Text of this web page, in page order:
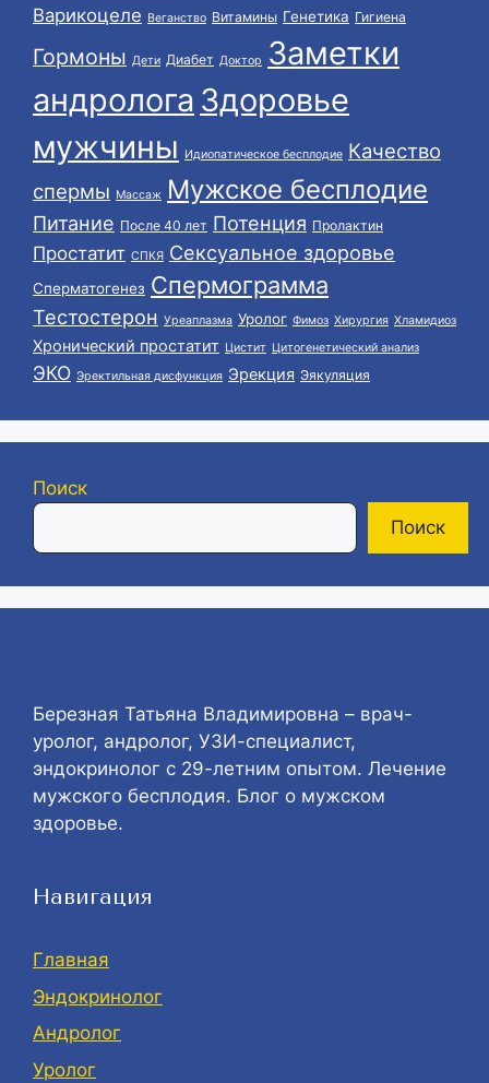
Варикоцеле Веганство Витамины Генетика Гигиена
Гормоны Дети Диабет Доктор
Заметки
андролога Здоровье
мужчины
Идиопатическое бесплодие Качество
спермы Массаж Мужское бесплодие
Питание После 40 лет Потенция Пролактин
Простатит СПКЯ Сексуальное здоровье
Сперматогенез Спермограмма
Тестостерон Уреаплазма Уролог Фимоз Хирургия Хламидиоз
Хронический простатит Цистит Цитогенетический анализ
ЭКО Эректильная дисфункция Эрекция Эякуляция
Поиск
Поиск
Березная Татьяна Владимировна – врач-
уролог, андролог, УЗИ-специалист,
эндокринолог с 29-летним опытом. Лечение
мужского бесплодия. Блог о мужском
здоровье.
Навигация
Главная
Эндокринолог
Андролог
Уролог